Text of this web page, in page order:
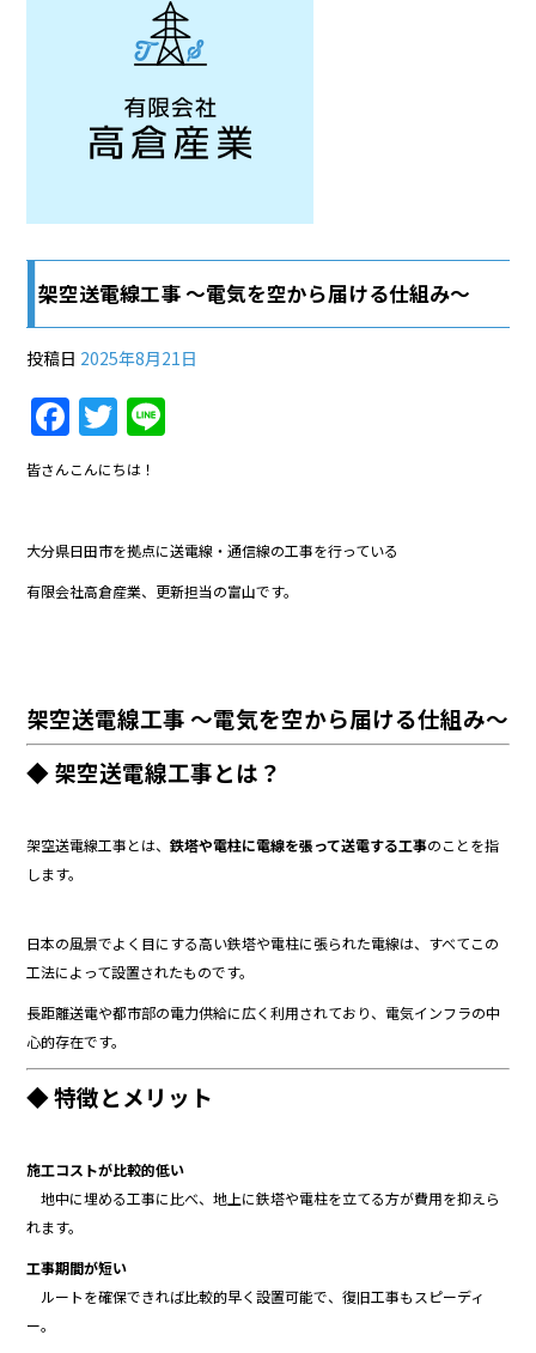
架空送電線工事 ～電気を空から届ける仕組み～
投稿日 2025年8月21日
F
a
c
e
b
o
T
w
itt
er
皆さんこんにちは！
大分県日田市を拠点に送電線・通信線の工事を行っている
有限会社高倉産業、更新担当の富山です。
架空送電線工事 ～電気を空から届ける仕組み～
◆ 架空送電線工事とは？
架空送電線工事とは、鉄塔や電柱に電線を張って送電する工事のことを指
します。
日本の風景でよく目にする高い鉄塔や電柱に張られた電線は、すべてこの
工法によって設置されたものです。
長距離送電や都市部の電力供給に広く利用されており、電気インフラの中
心的存在です。
◆ 特徴とメリット
施工コストが比較的低い
地中に埋める工事に比べ、地上に鉄塔や電柱を立てる方が費用を抑えら
れます。
工事期間が短い
ルートを確保できれば比較的早く設置可能で、復旧工事もスピーディ
ー。